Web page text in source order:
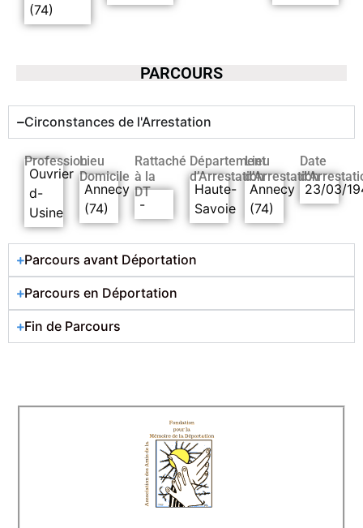
(74)
PARCOURS
Circonstances de l'Arrestation
Profession
Ouvrier
d-
Usine
Lieu
Domicile
Annecy
(74)
Rattaché
à la
DT
-
Département
d’Arrestation
Haute-
Savoie
Lieu
d’Arrestation
Annecy
(74)
Date
23/03/
Parcours avant Déportation
Parcours en Déportation
Fin de Parcours